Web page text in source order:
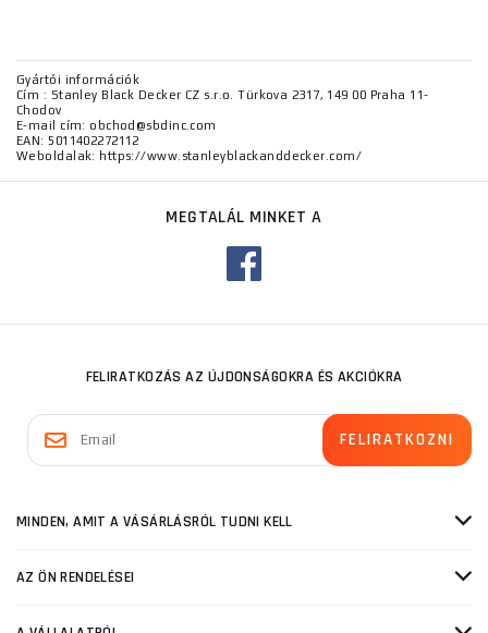
Gyártói információk
Cím : Stanley Black Decker CZ s.r.o. Türkova 2317, 149 00 Praha 11-
Chodov
E-mail cím: obchod@sbdinc.com
EAN: 5011402272112
Weboldalak: https://www.stanleyblackanddecker.com/
MEGTALÁL MINKET A
FELIRATKOZÁS AZ ÚJDONSÁGOKRA ÉS AKCIÓKRA
MINDEN, AMIT A VÁSÁRLÁSRÓL TUDNI KELL
AZ ÖN RENDELÉSEI